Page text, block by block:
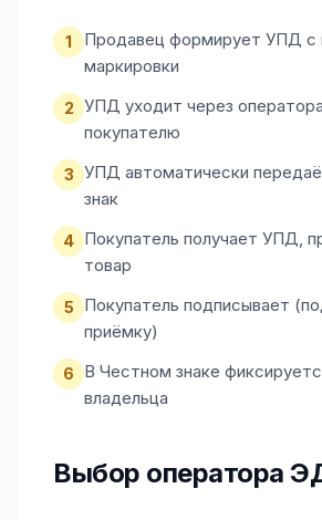
1
Продавец формирует УПД с
маркировки
2 УПД уходит через
покупателю
3 УПД автоматически
знак
4 Покупатель получает УПД,
товар
5
Покупатель подписывает
приёмку)
6
В Честном знаке
владельца
Выбор оператора